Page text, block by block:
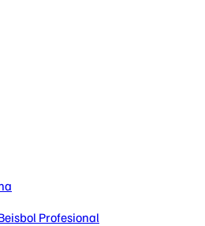
Profesional